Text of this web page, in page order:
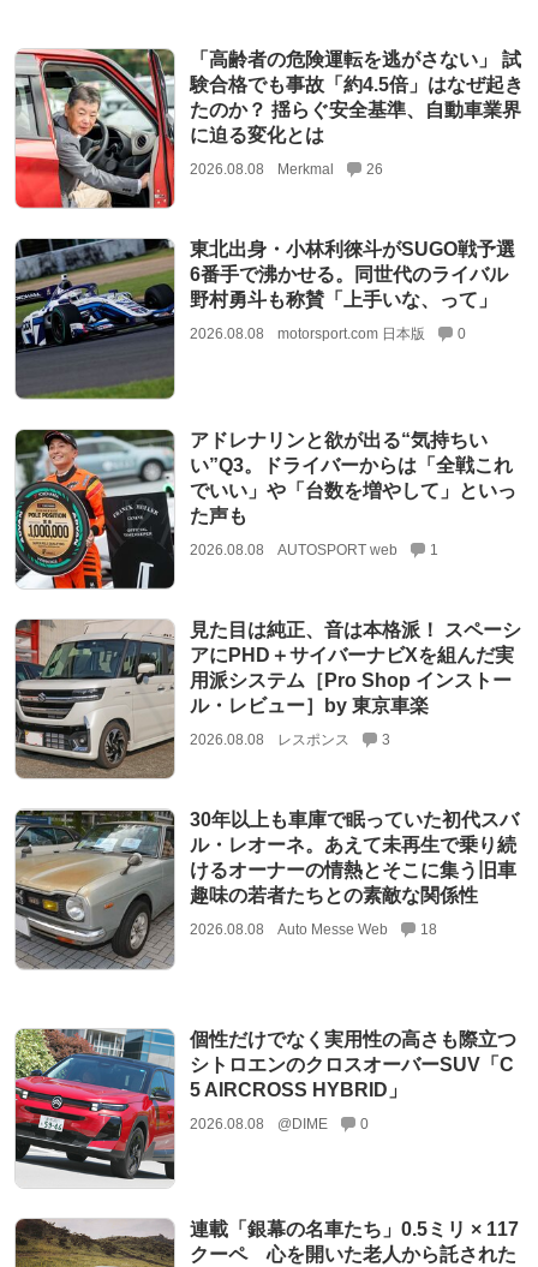
「高齢者の危険運転を逃がさない」 試
験合格でも事故「約4.5倍」はなぜ起き
たのか？ 揺らぐ安全基準、自動車業界
に迫る変化とは
2026.08.08 Merkmal 26
東北出身・小林利徠斗がSUGO戦予選
6番手で沸かせる。同世代のライバル
野村勇斗も称賛「上手いな、って」
2026.08.08 motorsport.com 日本版 0
アドレナリンと欲が出る“気持ちい
い”Q3。ドライバーからは「全戦これ
でいい」や「台数を増やして」といっ
た声も
2026.08.08 AUTOSPORT web 1
見た目は純正、音は本格派！ スペーシ
アにPHD＋サイバーナビXを組んだ実
用派システム［Pro Shop インストー
ル・レビュー］by 東京車楽
2026.08.08 レスポンス 3
30年以上も車庫で眠っていた初代スバ
ル・レオーネ。あえて未再生で乗り続
けるオーナーの情熱とそこに集う旧車
趣味の若者たちとの素敵な関係性
2026.08.08 Auto Messe Web 18
個性だけでなく実用性の高さも際立つ
シトロエンのクロスオーバーSUV「C
5 AIRCROSS HYBRID」
2026.08.08 @DIME 0
連載「銀幕の名車たち」0.5ミリ × 117
クーペ 心を開いた老人から託された